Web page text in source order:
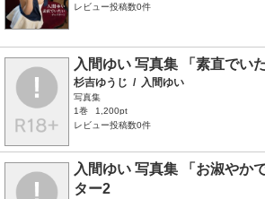
レビュー投稿数0件
入間ゆい 写真集 「素直でいた
杉吉ゆうじ / 入間ゆい
写真集
1巻
1,200pt
レビュー投稿数0件
入間ゆい 写真集 「お淑やか
ター2